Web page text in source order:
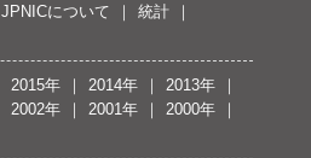
JPNICについて
統計
2015年 2014年
2013年
2002年 2001年
2000年